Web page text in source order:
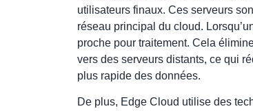
utilisateurs finaux. Ces serveurs
réseau principal du cloud.
proche pour traitement. Cela
vers des serveurs distants, ce qui
plus rapide des données.
De plus, Edge Cloud utilise des